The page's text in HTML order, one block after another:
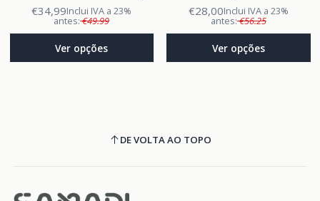
€34,99Inclui IVA a 23%
antes:€49.99
Ver opções
€28,00Inclui IVA a 23%
antes:€56.25
Ver opções
DE VOLTA AO TOPO